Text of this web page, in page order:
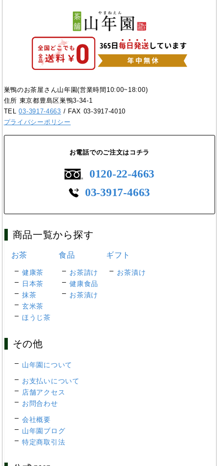
巣鴨のお茶屋さん山年園(営業時間10:00~18:00)
住所 東京都豊島区巣鴨3-34-1
TEL03-3917-4663 / FAX 03-3917-4010
プライバシーポリシー
お電話でのご注文はコチラ
0120-22-4663
03-3917-4663
商品一覧から探す
お茶
健康茶
日本茶
抹茶
玄米茶
ほうじ茶
食品
お茶請け
健康食品
お茶漬け
ギフト
お茶漬け
その他
山年園について
お支払いについて
店舗アクセス
お問合わせ
会社概要
山年園ブログ
特定商取引法